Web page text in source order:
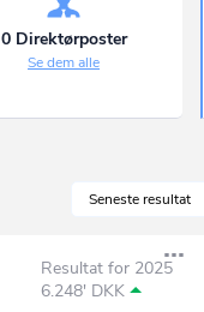
0 Direktørposter
Se dem alle
Seneste resultat
Resultat for 2025
6.248' DKK